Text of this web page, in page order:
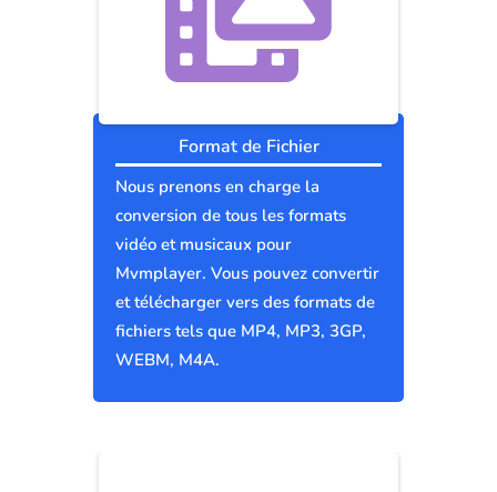
Format de Fichier
Nous prenons en charge la
conversion de tous les formats
vidéo et musicaux pour
Mvmplayer. Vous pouvez convertir
et télécharger vers des formats de
fichiers tels que MP4, MP3, 3GP,
WEBM, M4A.